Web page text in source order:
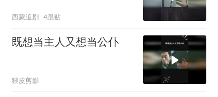
西蒙追剧 4跟贴
既想当主人又想当公仆
猥皮剪影